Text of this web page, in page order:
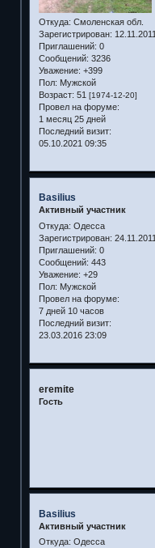
Откуда: Смоленская обл.
Зарегистрирован: 12.11.2011
Приглашений: 0
Сообщений: 3236
Уважение: +399
Пол: Мужской
Возраст: 51 [1974-12-20]
Провел на форуме:
1 месяц 25 дней
Последний визит:
05.10.2021 09:35
Basilius
Активный участник
Откуда: Одесса
Зарегистрирован: 24.11.2011
Приглашений: 0
Сообщений: 443
Уважение: +29
Пол: Мужской
Провел на форуме:
7 дней 10 часов
Последний визит:
23.03.2016 23:09
eremite
Гость
Basilius
Активный участник
Откуда: Одесса